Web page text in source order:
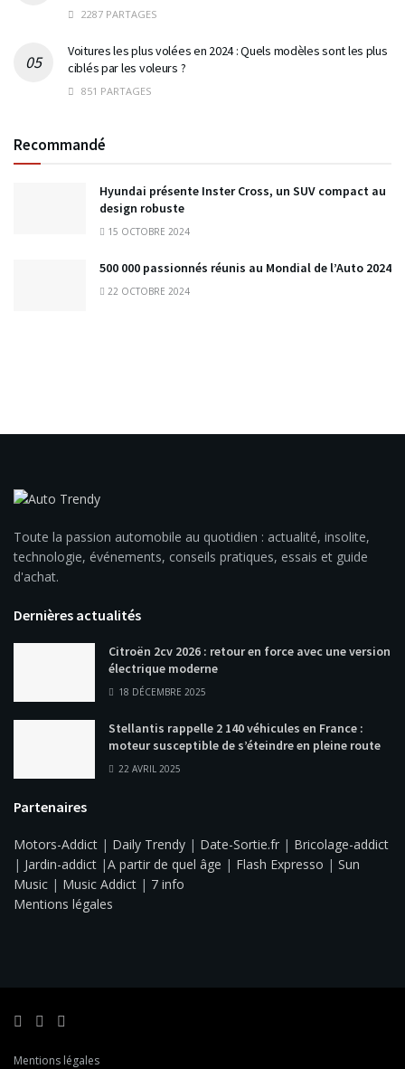
2287 PARTAGES
Voitures les plus volées en 2024 : Quels modèles sont les plus
ciblés par les voleurs ?
851 PARTAGES
Recommandé
Hyundai présente Inster Cross, un SUV compact au
design robuste
15 OCTOBRE 2024
500 000 passionnés réunis au Mondial de l’Auto 2024
22 OCTOBRE 2024
Toute la passion automobile au quotidien : actualité, insolite,
technologie, événements, conseils pratiques, essais et guide
d'achat.
Dernières actualités
Citroën 2cv 2026 : retour en force avec une version
électrique moderne
18 DÉCEMBRE 2025
Stellantis rappelle 2 140 véhicules en France :
moteur susceptible de s’éteindre en pleine route
22 AVRIL 2025
Partenaires
Motors-Addict | Daily Trendy | Date-Sortie.fr | Bricolage-addict
| Jardin-addict |A partir de quel âge | Flash Expresso | Sun
Music | Music Addict | 7 info
Mentions légales
Mentions légales